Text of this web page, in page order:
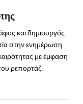
και δημιουργός
στην ενημέρωση
με έμφαση
ρεπορτάζ.